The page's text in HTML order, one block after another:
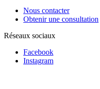
Nous contacter
Obtenir une consultation
Réseaux sociaux
Facebook
Instagram